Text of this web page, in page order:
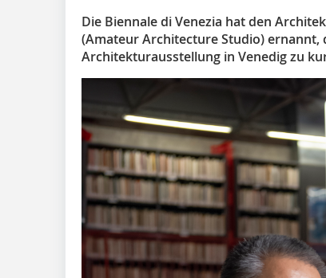
Die Biennale di Venezia hat den
(Amateur Architecture Studio) ernannt,
Architekturausstellung in Venedig zu